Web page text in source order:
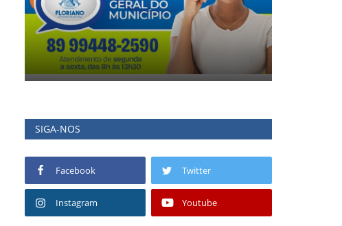
SIGA-NOS
Facebook Twitter
Instagram Youtube